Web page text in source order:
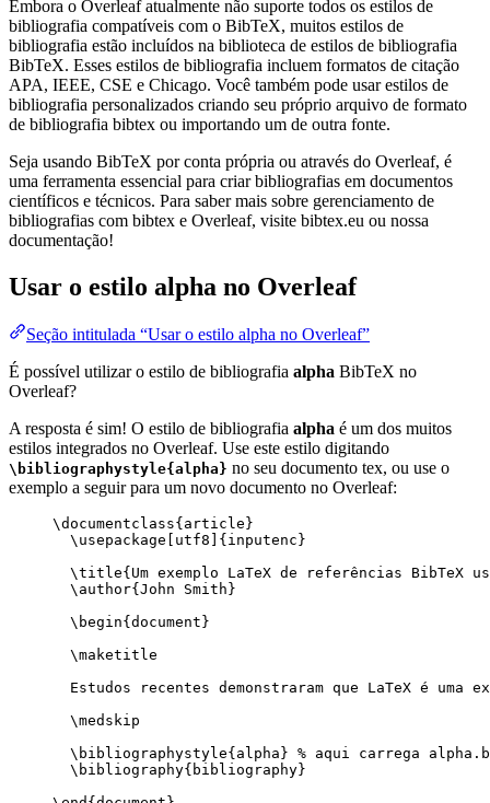
Embora o Overleaf atualmente não suporte todos os estilos de
bibliografia compatíveis com o BibTeX, muitos estilos de
bibliografia estão incluídos na biblioteca de estilos de bibliografia
BibTeX. Esses estilos de bibliografia incluem formatos de citação
APA, IEEE, CSE e Chicago. Você também pode usar estilos de
bibliografia personalizados criando seu próprio arquivo de formato
de bibliografia bibtex ou importando um de outra fonte.
Seja usando BibTeX por conta própria ou através do Overleaf, é
uma ferramenta essencial para criar bibliografias em documentos
científicos e técnicos. Para saber mais sobre gerenciamento de
bibliografias com bibtex e Overleaf, visite bibtex.eu ou nossa
documentação!
Usar o estilo alpha no Overleaf
Seção intitulada “Usar o estilo alpha no Overleaf”
É possível utilizar o estilo de bibliografia alpha BibTeX no
Overleaf?
A resposta é sim! O estilo de bibliografia alpha é um dos muitos
estilos integrados no Overleaf. Use este estilo digitando
\bibliographystyle{alpha} no seu documento tex, ou use o
exemplo a seguir para um novo documento no Overleaf:
\documentclass{ article }
\usepackage
utf8 ]{ inputenc }
\title{Um exemplo LaTeX de referências
\author{John Smith}
\begin{ document }
\maketitle
Estudos recentes demonstraram que LaTeX é
\medskip
\bibliographystyle{alpha} % aqui carrega
\bibliography{bibliography}